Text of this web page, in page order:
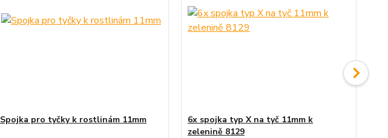
Spojka pro tyčky k rostlinám 11mm
6x spojka typ X na tyč 11mm k
zelenině 8129